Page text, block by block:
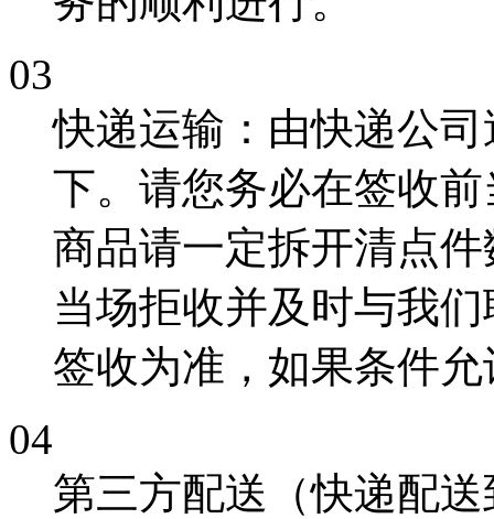
03
快递运输 ：由快递公
下。请您务必在签收
商品请一定拆开清点
当场拒收并及时与我
签收为准，如果条件
04
第三方配送（快递配